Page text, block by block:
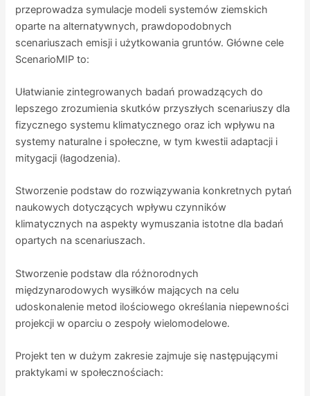
przeprowadza symulacje modeli systemów ziemskich
oparte na alternatywnych, prawdopodobnych
scenariuszach emisji i użytkowania gruntów. Główne cele
ScenarioMIP to:
Ułatwianie zintegrowanych badań prowadzących do
lepszego zrozumienia skutków przyszłych scenariuszy dla
fizycznego systemu klimatycznego oraz ich wpływu na
systemy naturalne i społeczne, w tym kwestii adaptacji i
mitygacji (łagodzenia).
Stworzenie podstaw do rozwiązywania konkretnych pytań
naukowych dotyczących wpływu czynników
klimatycznych na aspekty wymuszania istotne dla badań
opartych na scenariuszach.
Stworzenie podstaw dla różnorodnych
międzynarodowych wysiłków mających na celu
udoskonalenie metod ilościowego określania niepewności
projekcji w oparciu o zespoły wielomodelowe.
Projekt ten w dużym zakresie zajmuje się następującymi
praktykami w społecznościach: